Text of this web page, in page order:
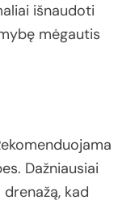
išnaudoti
mėgautis
Dažniausiai
drenažą, kad